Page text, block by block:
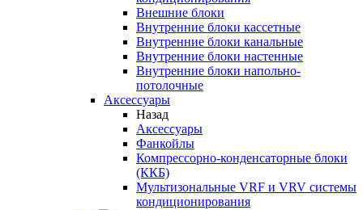
Внешние блоки
Внутренние блоки кассетные
Внутренние блоки канальные
Внутренние блоки настенные
Внутренние блоки напольно-
потолочные
Аксессуары
Назад
Аксессуары
Фанкойлы
Компрессорно-конденсаторные блоки
(ККБ)
Мультизональные VRF и VRV системы
кондиционирования